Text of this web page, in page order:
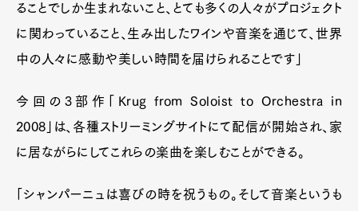
ることでしか生まれないこと、とても多くの人々がプロジェクト
に関わっていること、生み出したワインや音楽を通じて、世界
中の人々に感動や美しい時間を届けられることです」
今回の3部作「Krug from Soloist to Orchestra in
2008」は、各種ストリーミングサイトにて配信が開始され、家
に居ながらにしてこれらの楽曲を楽しむことができる。
「シャンパーニュは喜びの時を祝うもの。そして音楽というも